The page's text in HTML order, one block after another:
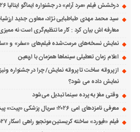
درخشش فیلم «مرد آرام» در جشنواره ایماگو ایتالیا ۲۰۲۶
سید محمد مهدی طباطبایی نژاد، معاون جدید
معارفه اش بیان کرد : کار ما تنظیم‌گری است نه
نمایش نسخه‌های مرمت‌شده فیلم‌های «سفر» و
اعلام زمان تعطیلی سینماها همزمان با اربعین
از پروانه ساخت تا پروانه نمایش/ چرا در جشنواره
نمایش داده می شود؟
وقتی مغز به پرده سینما تبدیل می‌شود
معرفی نامزدهای امی ۲۰۲۶؛ سریال پزشکی «پیت» پیشتاز شد
فیلم «فیورد» ساخته کریستین مونجیو راهی اسکار ۲۰۲۷شد